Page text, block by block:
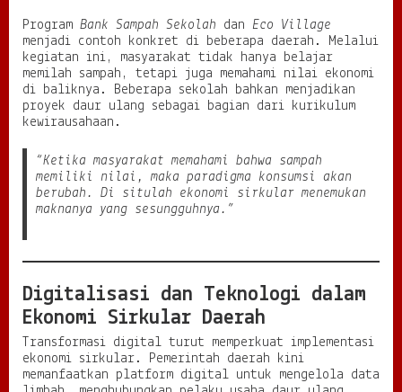
Program Bank Sampah Sekolah dan Eco Village
menjadi contoh konkret di beberapa daerah. Melalui
kegiatan ini, masyarakat tidak hanya belajar
memilah sampah, tetapi juga memahami nilai ekonomi
di baliknya. Beberapa sekolah bahkan menjadikan
proyek daur ulang sebagai bagian dari kurikulum
kewirausahaan.
“Ketika masyarakat memahami bahwa sampah
memiliki nilai, maka paradigma konsumsi akan
berubah. Di situlah ekonomi sirkular menemukan
maknanya yang sesungguhnya.”
Digitalisasi dan Teknologi dalam
Ekonomi Sirkular Daerah
Transformasi digital turut memperkuat implementasi
ekonomi sirkular. Pemerintah daerah kini
memanfaatkan platform digital untuk mengelola data